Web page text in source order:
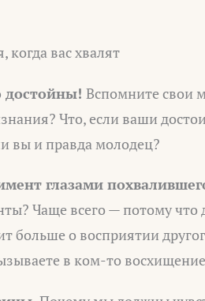
когда вас хвалят
достойны! Вспомните свои
Что, если ваши
вы и правда молодец?
глазами
Чаще всего — потому что
больше о восприятии
в ком-то